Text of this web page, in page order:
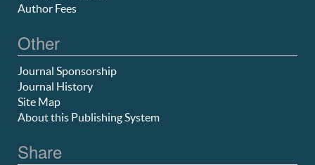
Author Fees
Other
Journal Sponsorship
Journal History
Site Map
About this Publishing System
Share